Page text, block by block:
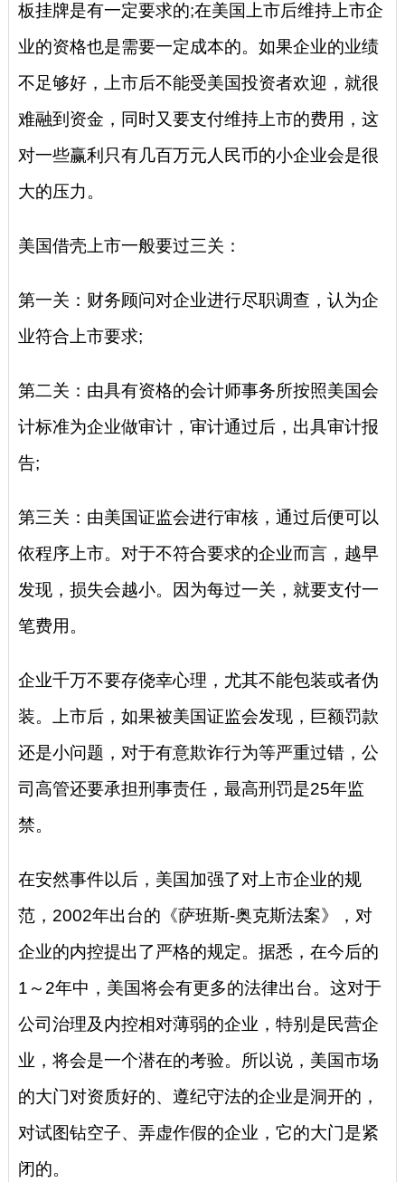
板挂牌是有一定要求的;在美国上市后维持上市企
业的资格也是需要一定成本的。如果企业的业绩
不足够好，上市后不能受美国投资者欢迎，就很
难融到资金，同时又要支付维持上市的费用，这
对一些赢利只有几百万元人民币的小企业会是很
大的压力。
美国借壳上市一般要过三关：
第一关：财务顾问对企业进行尽职调查，认为企
业符合上市要求;
第二关：由具有资格的会计师事务所按照美国会
计标准为企业做审计，审计通过后，出具审计报
告;
第三关：由美国证监会进行审核，通过后便可以
依程序上市。对于不符合要求的企业而言，越早
发现，损失会越小。因为每过一关，就要支付一
笔费用。
企业千万不要存侥幸心理，尤其不能包装或者伪
装。上市后，如果被美国证监会发现，巨额罚款
还是小问题，对于有意欺诈行为等严重过错，公
司高管还要承担刑事责任，最高刑罚是25年监
禁。
在安然事件以后，美国加强了对上市企业的规
范，2002年出台的《萨班斯-奥克斯法案》，对
企业的内控提出了严格的规定。据悉，在今后的
1～2年中，美国将会有更多的法律出台。这对于
公司治理及内控相对薄弱的企业，特别是民营企
业，将会是一个潜在的考验。所以说，美国市场
的大门对资质好的、遵纪守法的企业是洞开的，
对试图钻空子、弄虚作假的企业，它的大门是紧
闭的。